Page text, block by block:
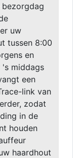
uw
tussen 8:00
en
's middags
een
link van
zodat
in de
houden
haardhout